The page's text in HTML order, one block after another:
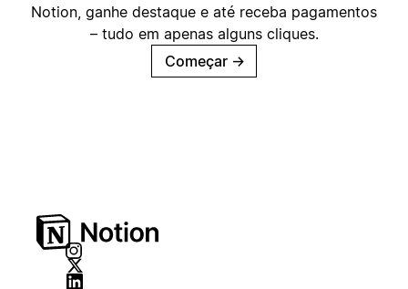
Notion, ganhe destaque e até receba pagamentos
– tudo em apenas alguns cliques.
Começar →